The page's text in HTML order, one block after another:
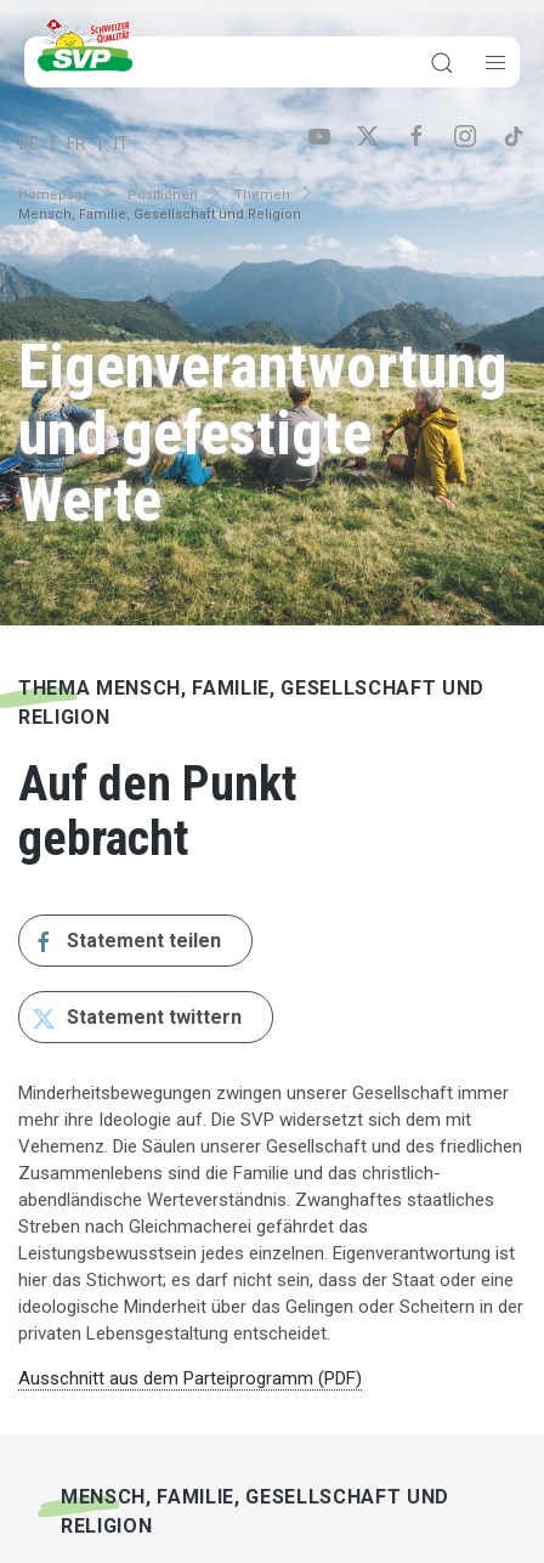
Homepage Positionen
Themen
Mensch, Familie, Gesellschaft und Religion
DE FR IT
Eigenverantwortung
und gefestigte
Werte
THEMA MENSCH, FAMILIE, GESELLSCHAFT UND
RELIGION
Auf den Punkt
gebracht
Statement teilen
Statement twittern
Minderheitsbewegungen zwingen unserer Gesellschaft immer
mehr ihre Ideologie auf. Die SVP widersetzt sich dem mit
Vehemenz. Die Säulen unserer Gesellschaft und des friedlichen
Zusammenlebens sind die Familie und das christlich-
abendländische Werteverständnis. Zwanghaftes staatliches
Streben nach Gleichmacherei gefährdet das
Leistungsbewusstsein jedes einzelnen. Eigenverantwortung ist
hier das Stichwort; es darf nicht sein, dass der Staat oder eine
ideologische Minderheit über das Gelingen oder Scheitern in der
privaten Lebensgestaltung entscheidet.
Ausschnitt aus dem Parteiprogramm (PDF)
MENSCH, FAMILIE, GESELLSCHAFT UND
RELIGION